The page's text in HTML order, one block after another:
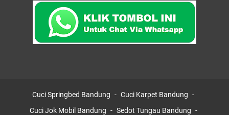
Cuci Springbed Bandung
Cuci Karpet Bandung
Cuci Jok Mobil Bandung
Sedot Tungau Bandung